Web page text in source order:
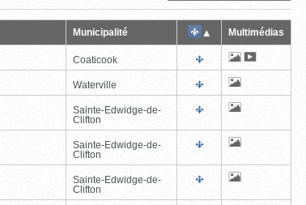
Municipalité Multimédias
Coaticook
Waterville
Sainte-Edwidge-de-
Clifton
Sainte-Edwidge-de-
Clifton
Sainte-Edwidge-de-
Clifton